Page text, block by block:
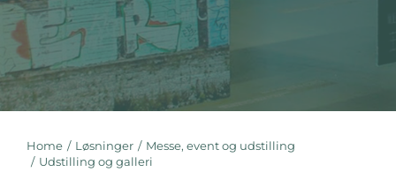
You are here:
Home Løsninger
Messe, event og udstilling
Udstilling og galleri